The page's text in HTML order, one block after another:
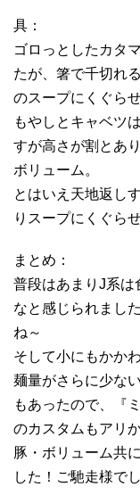
具：
ゴロっとしたカタ
たが、箸で千切れ
のスープにくぐら
もやしとキャベツ
すが高さが割とあ
ボリューム。
とはいえ天地返し
りスープにくぐら
まとめ：
普段はあまりJ系は
なと感じられまし
ね～
そして小にもかか
麺量がさらに少な
もあったので、『
のカスタムもアリか
豚・ボリューム共
した！ご馳走様で